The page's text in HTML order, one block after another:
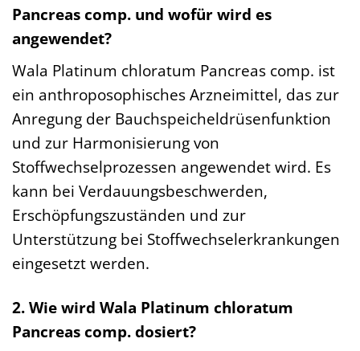
Pancreas comp. und wofür wird es
angewendet?
Wala Platinum chloratum Pancreas comp. ist
ein anthroposophisches Arzneimittel, das zur
Anregung der Bauchspeicheldrüsenfunktion
und zur Harmonisierung von
Stoffwechselprozessen angewendet wird. Es
kann bei Verdauungsbeschwerden,
Erschöpfungszuständen und zur
Unterstützung bei Stoffwechselerkrankungen
eingesetzt werden.
2. Wie wird Wala Platinum chloratum
Pancreas comp. dosiert?